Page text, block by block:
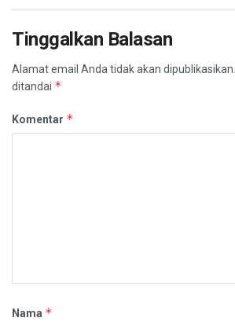
Tinggalkan Balasan
Alamat email Anda tidak akan dipublikasikan.
ditandai *
Komentar *
Nama *